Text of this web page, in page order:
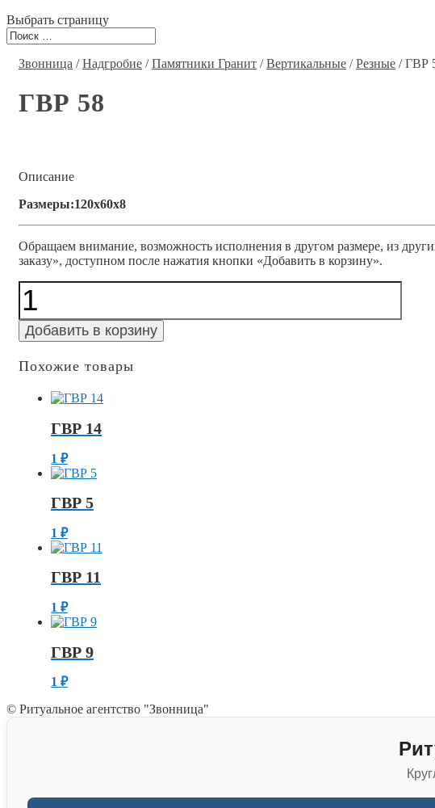
Выбрать страницу
Звонница /Надгробие /Памятники Гранит /Вертикальные /Резные / ГВР
ГВР 58
Описание
Размеры:120x60x8
Обращаем внимание, возможность исполнения в другом размере, из
заказу», доступном после нажатия кнопки «Добавить в корзину».
Количество
58
Добавить в корзину
Похожие товары
ГВР 14
1 ₽
ГВР 5
1 ₽
ГВР 11
1 ₽
ГВР 9
1 ₽
© Ритуальное агентство "Звонница"